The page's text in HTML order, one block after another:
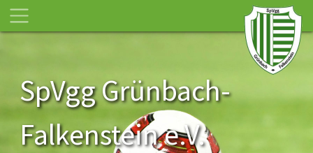
SpVgg Grünbach-
Falkenstein e.V.